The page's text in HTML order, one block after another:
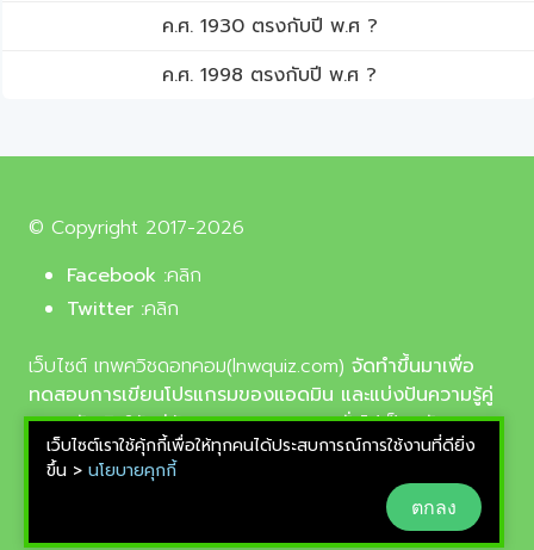
ค.ศ. 1930 ตรงกับปี พ.ศ ?
ค.ศ. 1998 ตรงกับปี พ.ศ ?
© Copyright 2017-2026
Facebook :คลิก
Twitter :คลิก
เว็บไซต์ เทพควิชดอทคอม(lnwquiz.com) จัดทำขึ้นมาเพื่อ
ทดสอบการเขียนโปรแกรมของแอดมิน และแบ่งปันความรู้คู่
ความบันเทิงให้แก่น้อง ๆ ตลอดจนบุคลทั่วไปเป็นหลัก,
รูปภาพที่นำมาใช้ประกอบบทความเป็นรูปภาพจากเว็บ
pixabay.com และunsplash.com ซึ่งเป็นเว็บแจกรูปฟรี
ลิขสิทธิ์แบบ CC0 ที่ช่างภาพจากทั่วโลกอัพโหลดไว้ให้
สามารถนำมาใช้ฟรีได้
เว็บไซต์เราใช้คุ้กกี้เพื่อให้ทุกคนได้ประสบการณ์การใช้งานที่ดียิ่ง
ขึ้น > นโยบายคุกกี้
ตกลง